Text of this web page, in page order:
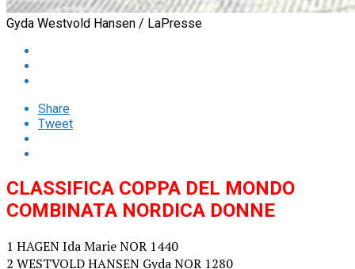
Gyda Westvold Hansen / LaPresse
Share
Tweet
CLASSIFICA COPPA DEL MONDO
COMBINATA NORDICA DONNE
1 HAGEN Ida Marie NOR 1440
2 WESTVOLD HANSEN Gyda NOR 1280